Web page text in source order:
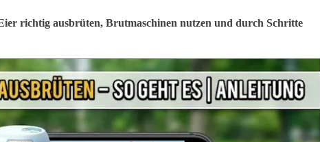
richtig ausbrüten, Brutmaschinen nutzen und durch Schritte